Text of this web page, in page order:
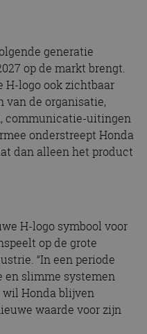
generatie
op de markt brengt.
H-logo ook zichtbaar
van de organisatie,
communicatie-uitingen
onderstreept Honda
dan alleen het product
H-logo symbool voor
op de grote
“In een periode
slimme systemen
wil Honda blijven
waarde voor zijn